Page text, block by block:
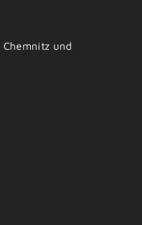
Chemnitz und